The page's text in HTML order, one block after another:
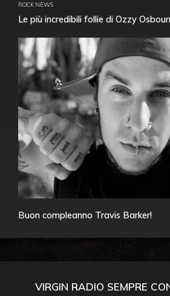
ROCK NEWS
Le più incredibili follie di Ozzy
Buon compleanno Travis Barker!
VIRGIN RADIO SEMPRE